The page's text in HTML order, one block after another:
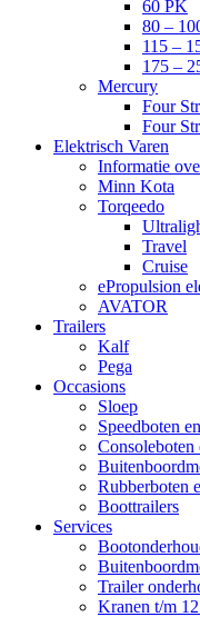
60 PK
80 –
115 –
175 –
Mercury
Four
Four
Elektrisch Varen
Informatie
Minn Kota
Torqeedo
Travel
Cruise
ePropulsion
AVATOR
Trailers
Kalf
Pega
Occasions
Sloep
Speedboten
Consoleboten
Rubberboten
Boottrailers
Services
Trailer
Kranen t/m